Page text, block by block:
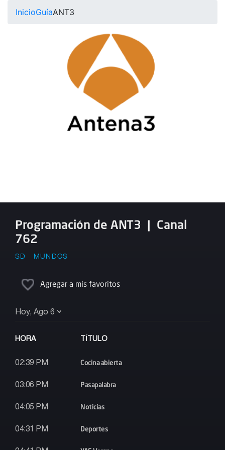
InicioGuíaANT3
Programación de ANT3 | Canal
762
SD MUNDOS
Agregar a mis favoritos
Hoy, Ago 6
HORA TÍTULO
02:39 PM Cocina abierta
03:06 PM Pasapalabra
04:05 PM Noticias
04:31 PM Deportes